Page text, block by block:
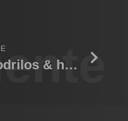
Zambia 2021, Cocodrilos & hippo